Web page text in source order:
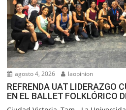
agosto 4, 2026 laopinion
REFRENDA UAT LIDERAZGO
EN EL BALLET FOLKLÓRICO